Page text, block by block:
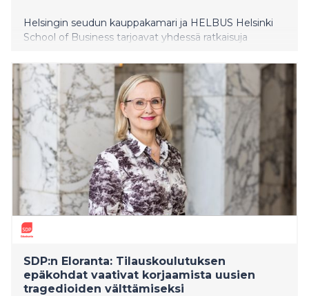
Helsingin seudun kauppakamari ja HELBUS Helsinki
School of Business tarjoavat yhdessä ratkaisuja
arvoisen stipendin kahden vuoden MBA-opintoihin
yhdelle onnekkaalle hakijalle.
SDP:n Eloranta: Tilauskoulutuksen
epäkohdat vaativat korjaamista uusien
tragedioiden välttämiseksi